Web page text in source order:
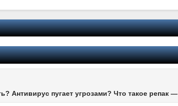
Антивирус пугает угрозами? Что такое репак —